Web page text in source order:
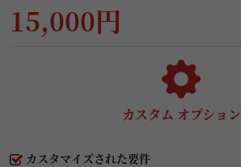
15,000円
カスタム オプション
カスタマイズされた要件